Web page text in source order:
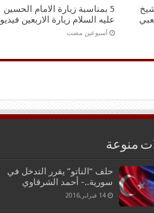
5 بمناسبة زيارة الامام الحسين
عليه السلام زيارة الاربعين فيديو
‏أسبوعين مضت
منوعة
حلف “الناتو” يقرر التدخل في
سورية..- أحمد الشرقاوي
14 فبراير,2016